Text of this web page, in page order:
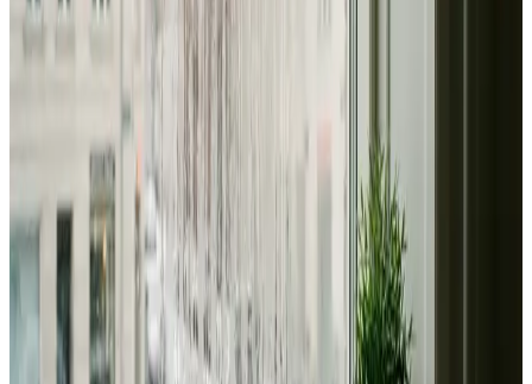
Dimensionering efter BR18 og AT-krav